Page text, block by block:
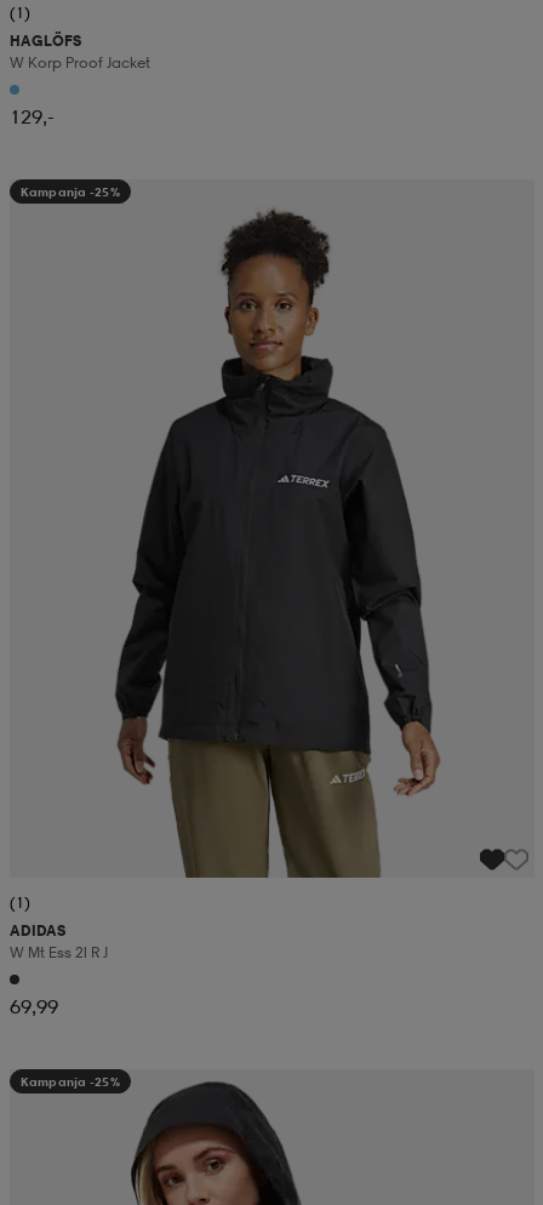
(1)
HAGLÖFS
W Korp Proof Jacket
129,-
Kampanja -25%
(1)
ADIDAS
W Mt Ess 2l R J
69,99
Kampanja -25%